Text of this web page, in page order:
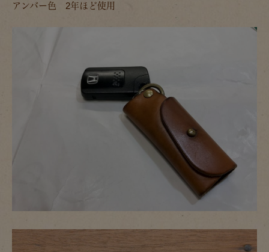
アンバー色 2年ほど使用